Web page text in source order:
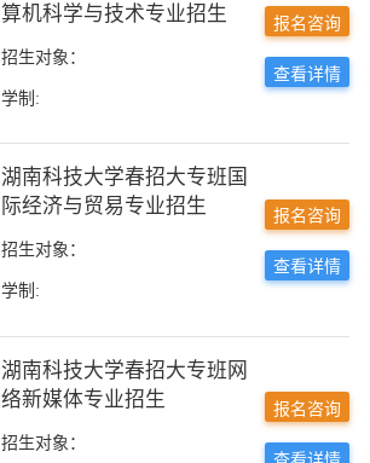
算机科学与技术专业招生
招生对象：
学制:
报名咨询
查看详情
湖南科技大学春招大专班国
际经济与贸易专业招生
招生对象：
学制:
报名咨询
查看详情
湖南科技大学春招大专班网
络新媒体专业招生
招生对象：
报名咨询